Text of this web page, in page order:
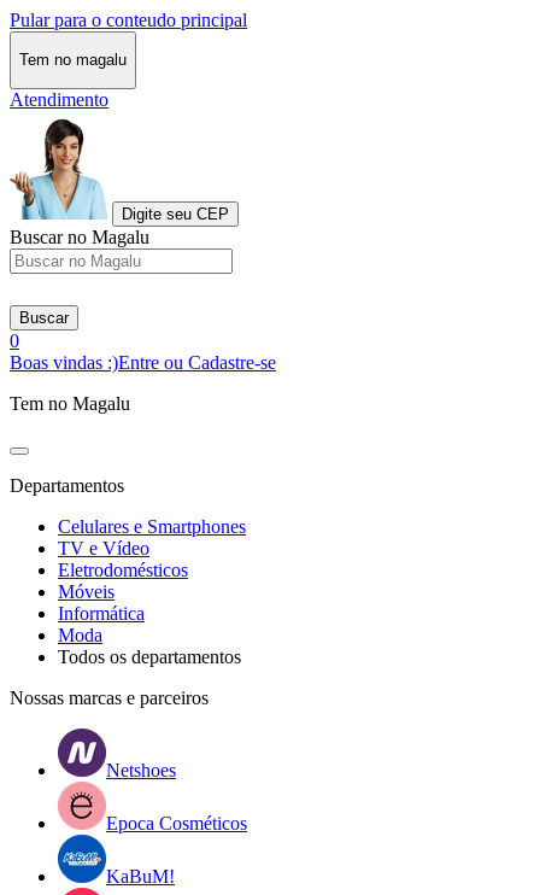
Pular para o conteudo principal
Tem no magalu
Atendimento
Digite seu CEP
Buscar no Magalu
Buscar
0
Boas vindas :)Entre ou Cadastre-se
Tem no Magalu
Departamentos
Celulares e Smartphones
TV e Vídeo
Eletrodomésticos
Móveis
Informática
Moda
Todos os departamentos
Nossas marcas e parceiros
Netshoes
Epoca Cosméticos
KaBuM!